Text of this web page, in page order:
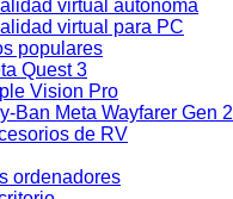
virtual autónoma
virtual para PC
populares
Quest 3
Vision Pro
Ban Meta Wayfarer Gen 2
de RV
ordenadores